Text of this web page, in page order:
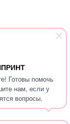
Готовы помочь
нам, если у
вопросы.